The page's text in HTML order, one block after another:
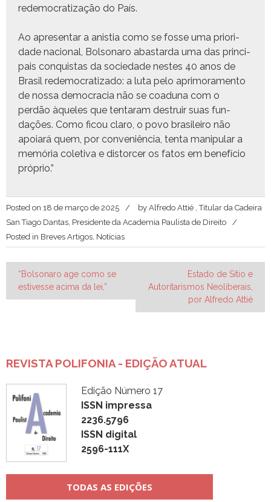
rede­moc­ra­ti­za­ção do País.
Ao apre­sen­tar a anis­tia como se fos­se uma pri­or­i­
dade nacional, Bol­sonaro abas­tar­da uma das prin­ci­
pais con­quis­tas da sociedade nestes 40 anos de
Brasil rede­moc­ra­ti­za­do: a luta pelo apri­mora­men­to
de nos­sa democ­ra­cia não se coad­una com o
perdão àque­les que ten­taram destru­ir suas fun­
dações. Como ficou claro, o povo brasileiro não
apoiará quem, por con­veniên­cia, ten­ta manip­u­lar a
memória cole­ti­va e dis­torcer os fatos em bene­fí­cio
próprio.”
Posted on 18 de março de 2025 by Alfredo Attié , Titular da Cadeira
San Tiago Dantas, Presidente da Academia Paulista de Direito
Posted in Breves Artigos Notícias
Navegação
de
“Bolsonaro age como se
estivesse acima da lei,”
Estado de Sítio e
Autoritarismos Neoliberais,
por Alfredo Attié
REVISTA POLIFONIA - EDIÇÃO ATUAL
Edição Número 17
ISSN impressa
2236.5796
ISSN digital
2596-111X
TODAS AS EDIÇÕES